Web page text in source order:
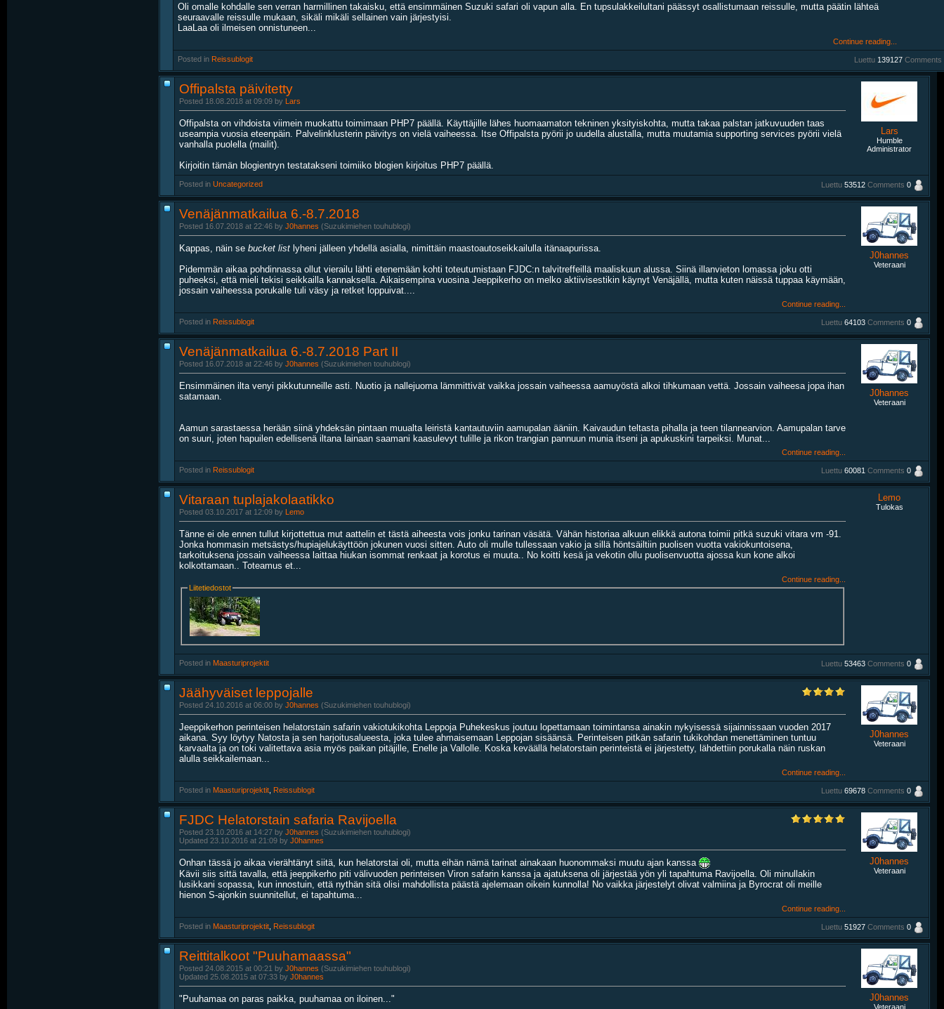
Oli omalle kohdalle sen verran harmillinen takaisku, että ensimmäinen Suzuki safari oli vapun alla. En tupsulakkeilultani päässyt osallistumaan reissulle, mutta päätin lähteä
seuraavalle reissulle mukaan, sikäli mikäli sellainen vain järjestyisi.
LaaLaa oli ilmeisen onnistuneen...
Continue reading...
Posted in Reissublogit Luettu 139127 Comments
Offipalsta päivitetty
Posted 18.08.2018 at 09:09 by Lars
Offipalsta on vihdoista viimein muokattu toimimaan PHP7 päällä. Käyttäjille lähes huomaamaton tekninen yksityiskohta, mutta takaa palstan jatkuvuuden taas
useampia vuosia eteenpäin. Palvelinklusterin päivitys on vielä vaiheessa. Itse Offipalsta pyörii jo uudella alustalla, mutta muutamia supporting services pyörii vielä
vanhalla puolella (mailit).
Kirjoitin tämän blogientryn testatakseni toimiiko blogien kirjoitus PHP7 päällä.
Lars
Humble
Administrator
Posted in Uncategorized Luettu 53512 Comments 0
Venäjänmatkailua 6.-8.7.2018
Posted 16.07.2018 at 22:46 by J0hannes (Suzukimiehen touhublogi)
Kappas, näin se bucket list lyheni jälleen yhdellä asialla, nimittäin maastoautoseikkailulla itänaapurissa.
Pidemmän aikaa pohdinnassa ollut vierailu lähti etenemään kohti toteutumistaan FJDC:n talvitreffeillä maaliskuun alussa. Siinä illanvieton lomassa joku otti
puheeksi, että mieli tekisi seikkailla kannaksella. Aikaisempina vuosina Jeeppikerho on melko aktiivisestikin käynyt Venäjällä, mutta kuten näissä tuppaa käymään,
jossain vaiheessa porukalle tuli väsy ja retket loppuivat....
Continue reading...
J0hannes
Veteraani
Posted in Reissublogit Luettu 64103 Comments 0
Venäjänmatkailua 6.-8.7.2018 Part II
Posted 16.07.2018 at 22:46 by J0hannes (Suzukimiehen touhublogi)
Ensimmäinen ilta venyi pikkutunneille asti. Nuotio ja nallejuoma lämmittivät vaikka jossain vaiheessa aamuyöstä alkoi tihkumaan vettä. Jossain vaiheesa jopa ihan
satamaan.
Aamun sarastaessa herään siinä yhdeksän pintaan muualta leiristä kantautuviin aamupalan ääniin. Kaivaudun teltasta pihalla ja teen tilannearvion. Aamupalan tarve
on suuri, joten hapuilen edellisenä iltana lainaan saamani kaasulevyt tulille ja rikon trangian pannuun munia itseni ja apukuskini tarpeiksi. Munat...
Continue reading...
J0hannes
Veteraani
Posted in Reissublogit Luettu 60081 Comments 0
Vitaraan tuplajakolaatikko
Posted 03.10.2017 at 12:09 by Lemo
Tänne ei ole ennen tullut kirjottettua mut aattelin et tästä aiheesta vois jonku tarinan väsätä. Vähän historiaa alkuun elikkä autona toimii pitkä suzuki vitara vm -91.
Jonka hommasin metsästys/hupiajelukäyttöön jokunen vuosi sitten. Auto oli mulle tullessaan vakio ja sillä höntsäiltiin puolisen vuotta vakiokuntoisena,
tarkoituksena jossain vaiheessa laittaa hiukan isommat renkaat ja korotus ei muuta.. No koitti kesä ja vekotin ollu puolisenvuotta ajossa kun kone alkoi
kolkottamaan.. Toteamus et...
Continue reading...
Liitetiedostot
Lemo
Tulokas
Posted in Maasturiprojektit Luettu 53463 Comments 0
Jäähyväiset leppojalle
Posted 24.10.2016 at 06:00 by J0hannes (Suzukimiehen touhublogi)
Jeeppikerhon perinteisen helatorstain safarin vakiotukikohta Leppoja Puhekeskus joutuu lopettamaan toimintansa ainakin nykyisessä sijainnissaan vuoden 2017
aikana. Syy löytyy Natosta ja sen harjoitusalueesta, joka tulee ahmaisemaan Leppojan sisäänsä. Perinteisen pitkän safarin tukikohdan menettäminen tuntuu
karvaalta ja on toki valitettava asia myös paikan pitäjille, Enelle ja Vallolle. Koska keväällä helatorstain perinteistä ei järjestetty, lähdettiin porukalla näin ruskan
alulla seikkailemaan...
Continue reading...
J0hannes
Veteraani
Posted in Maasturiprojektit Reissublogit Luettu 69678 Comments 0
FJDC Helatorstain safaria Ravijoella
Posted 23.10.2016 at 14:27 by J0hannes (Suzukimiehen touhublogi)
Updated 23.10.2016 at 21:09 by J0hannes
Onhan tässä jo aikaa vierähtänyt siitä, kun helatorstai oli, mutta eihän nämä tarinat ainakaan huonommaksi muutu ajan kanssa
Kävii siis sittä tavalla, että jeeppikerho piti välivuoden perinteisen Viron safarin kanssa ja ajatuksena oli järjestää yön yli tapahtuma Ravijoella. Oli minullakin
lusikkani sopassa, kun innostuin, että nythän sitä olisi mahdollista päästä ajelemaan oikein kunnolla! No vaikka järjestelyt olivat valmiina ja Byrocrat oli meille
hienon S-ajonkin suunnitellut, ei tapahtuma...
Continue reading...
J0hannes
Veteraani
Posted in Maasturiprojektit Reissublogit Luettu 51927 Comments 0
Reittitalkoot "Puuhamaassa"
Posted 24.08.2015 at 00:21 by J0hannes (Suzukimiehen touhublogi)
Updated 25.08.2015 at 07:33 by J0hannes
"Puuhamaa on paras paikka, puuhamaa on iloinen..." J0hannes
Veteraani